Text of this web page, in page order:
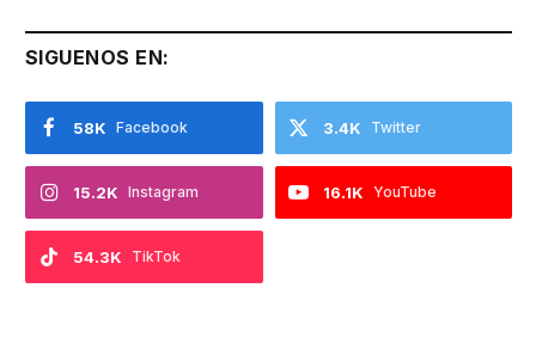
SIGUENOS EN:
Facebook
58K Twitter
3.4K
Instagram
15.2K YouTube
16.1K
TikTok
54.3K